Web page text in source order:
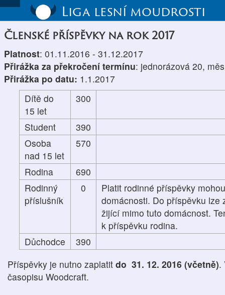
Liga lesní moudrosti
Členské příspěvky na rok 2017
Platnost: 01.11.2016 - 31.12.2017
Přirážka za překročení termínu: jednorázová 20,
Přirážka po datu: 1.1.2017
Dítě do
15 let
300
Student
390
Osoba
nad 15 let
570
Rodina
690
Rodinný
příslušník
0
Platit rodinné příspěvky
domácnosti. Do příspěvku lze
žijící mimo tuto domácnost.
k příspěvku rodina.
Důchodce
390
Příspěvky je nutno zaplatit do 31. 12. 2016 (včetně).
časopisu Woodcraft.